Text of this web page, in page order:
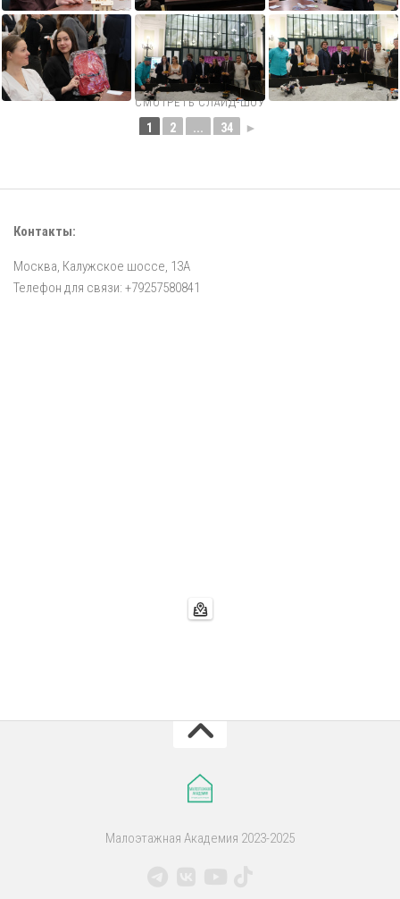
СМОТРЕТЬ СЛАЙД-ШОУ
1 2 ... 34 ►
Контакты:
Москва, Калужское шоссе, 13А
Телефон для связи: +79257580841
Малоэтажная Академия 2023-2025